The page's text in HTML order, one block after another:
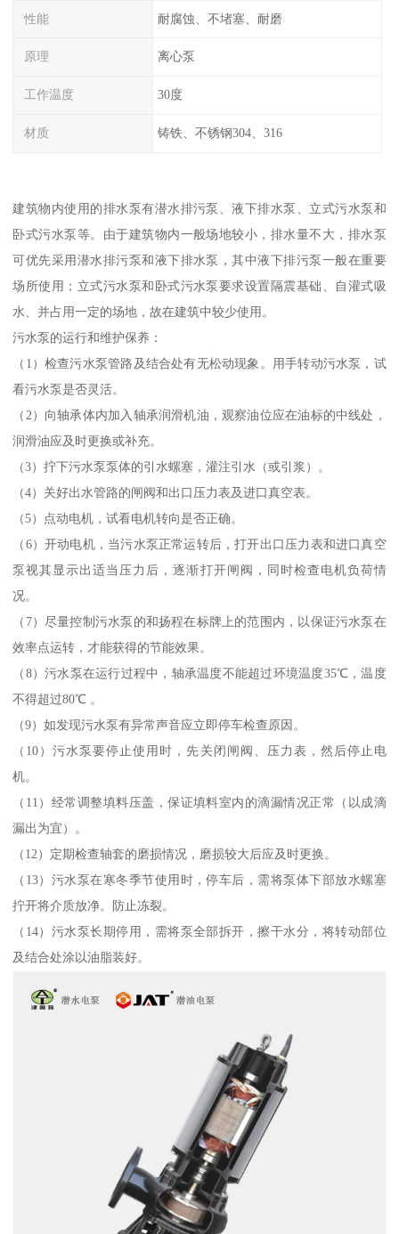
性能 耐腐蚀、不堵塞、耐磨
原理 离心泵
工作温度 30度
材质 铸铁、不锈钢304、316
建筑物内使用的排水泵有潜水排污泵、液下排水泵、立式污水泵和
卧式污水泵等。由于建筑物内一般场地较小，排水量不大，排水泵
可优先采用潜水排污泵和液下排水泵，其中液下排污泵一般在重要
场所使用；立式污水泵和卧式污水泵要求设置隔震基础、自灌式吸
水、并占用一定的场地，故在建筑中较少使用。
污水泵的运行和维护保养：
（1）检查污水泵管路及结合处有无松动现象。用手转动污水泵，试
看污水泵是否灵活。
（2）向轴承体内加入轴承润滑机油，观察油位应在油标的中线处，
润滑油应及时更换或补充。
（3）拧下污水泵泵体的引水螺塞，灌注引水（或引浆）。
（4）关好出水管路的闸阀和出口压力表及进口真空表。
（5）点动电机，试看电机转向是否正确。
（6）开动电机，当污水泵正常运转后，打开出口压力表和进口真空
泵视其显示出适当压力后，逐渐打开闸阀，同时检查电机负荷情
况。
（7）尽量控制污水泵的和扬程在标牌上的范围内，以保证污水泵在
效率点运转，才能获得的节能效果。
（8）污水泵在运行过程中，轴承温度不能超过环境温度35℃，温度
不得超过80℃ 。
（9）如发现污水泵有异常声音应立即停车检查原因。
（10）污水泵要停止使用时，先关闭闸阀、压力表，然后停止电
机。
（11）经常调整填料压盖，保证填料室内的滴漏情况正常（以成滴
漏出为宜）。
（12）定期检查轴套的磨损情况，磨损较大后应及时更换。
（13）污水泵在寒冬季节使用时，停车后，需将泵体下部放水螺塞
拧开将介质放净。防止冻裂。
（14）污水泵长期停用，需将泵全部拆开，擦干水分，将转动部位
及结合处涂以油脂装好。